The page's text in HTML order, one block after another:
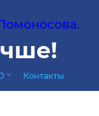
expand_more Контакты